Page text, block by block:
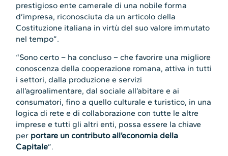
prestigioso ente camerale di una nobile forma
d’impresa, riconosciuta da un articolo della
Costituzione italiana in virtù del suo valore immutato
nel tempo”.
“Sono certo – ha concluso – che favorire una migliore
conoscenza della cooperazione romana, attiva in tutti
i settori, dalla produzione e servizi
all’agroalimentare, dal sociale all’abitare e ai
consumatori, fino a quello culturale e turistico, in una
logica di rete e di collaborazione con tutte le altre
imprese e tutti gli altri enti, possa essere la chiave
per portare un contributo all’economia della
Capitale”.